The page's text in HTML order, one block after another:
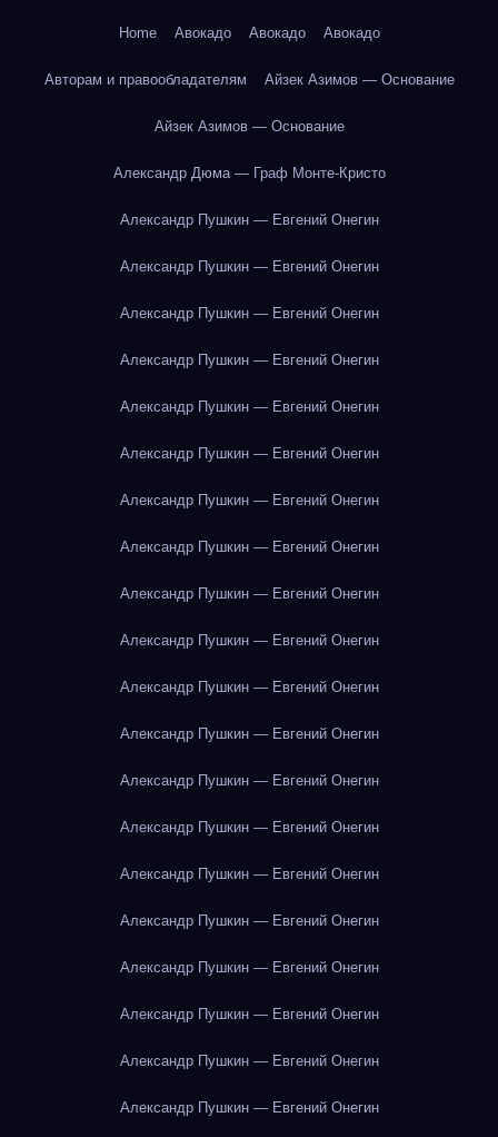
Home Авокадо Авокадо Авокадо
Авторам и правообладателям Айзек Азимов — Основание
Айзек Азимов — Основание
Александр Дюма — Граф Монте-Кристо
Александр Пушкин — Евгений Онегин
Александр Пушкин — Евгений Онегин
Александр Пушкин — Евгений Онегин
Александр Пушкин — Евгений Онегин
Александр Пушкин — Евгений Онегин
Александр Пушкин — Евгений Онегин
Александр Пушкин — Евгений Онегин
Александр Пушкин — Евгений Онегин
Александр Пушкин — Евгений Онегин
Александр Пушкин — Евгений Онегин
Александр Пушкин — Евгений Онегин
Александр Пушкин — Евгений Онегин
Александр Пушкин — Евгений Онегин
Александр Пушкин — Евгений Онегин
Александр Пушкин — Евгений Онегин
Александр Пушкин — Евгений Онегин
Александр Пушкин — Евгений Онегин
Александр Пушкин — Евгений Онегин
Александр Пушкин — Евгений Онегин
Александр Пушкин — Евгений Онегин